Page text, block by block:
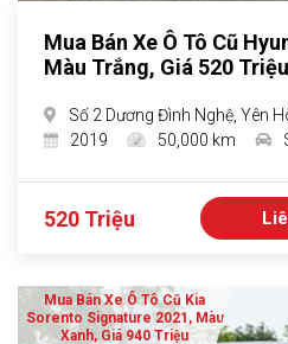
Mua Bán Xe Ô Tô Cũ
Màu Trắng, Giá 520 Triệu
Số 2 Dương Đình Nghệ, Yên
2019
50,000 km
520 Triệu
Mua Bán Xe Ô Tô Cũ Kia
Sorento Signature 2021, Màu
Xanh, Giá 940 Triệu